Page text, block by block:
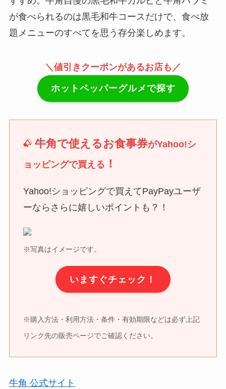
が食べられるのは黒毛和牛コースだけで、食べ放
題メニューのすべてを思う存分楽しめます。
＼値引きクーポンがあるお店も／
ホットペッパーグルメで探す
牛角で使えるお食事券がYahoo!シ
ョッピングで買える ！
Yahoo!ショッピングで買えてPayPayユーザ
ーならさらに嬉しいポイントも？！
※写真はイメージです。
いますぐチェック！
※購入方法・利用方法・条件・有効期限などは必ず上記
リンク先の販売ページでご確認ください。
牛角 公式サイト